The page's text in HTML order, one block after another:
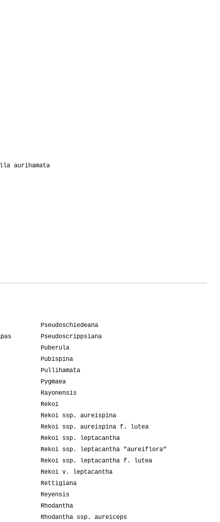
aurihamata
Pseudoschiedeana
Pseudoscrippsiana
Puberula
Pubispina
Pullihamata
Pygmaea
Rayonensis
Rekoi
Rekoi ssp. aureispina
Rekoi ssp. aureispina f. lutea
Rekoi ssp. leptacantha
Rekoi ssp. leptacantha "aureiflora"
Rekoi ssp. leptacantha f. lutea
Rekoi v. leptacantha
Rettigiana
Reyensis
Rhodantha
Rhodantha ssp. aureiceps